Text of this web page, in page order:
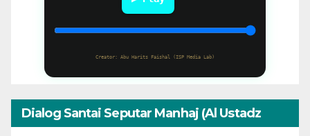
Creator: Abu Harits Faishal (ISP Media Lab)
Dialog Santai Seputar Manhaj (Al Ustadz